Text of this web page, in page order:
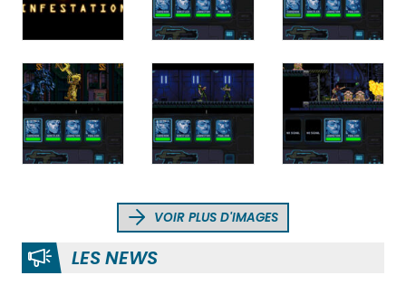
VOIR PLUS D'IMAGES
LES NEWS